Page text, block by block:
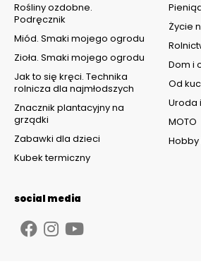
Życie
Dom i
Od
Uroda
MOTO
Hobby
Rośliny ozdobne.
Podręcznik
Miód. Smaki mojego ogrodu
Zioła. Smaki mojego ogrodu
Jak to się kręci. Technika
rolnicza dla najmłodszych
Znacznik plantacyjny na
grządki
Zabawki dla dzieci
Kubek termiczny
social media